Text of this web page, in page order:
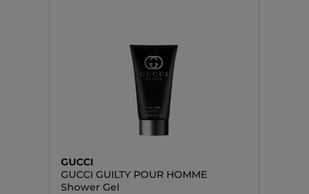
GUCCI
GUCCI GUILTY POUR HOMME
Shower Gel